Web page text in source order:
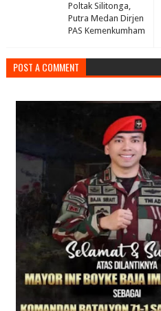
Poltak Silitonga,
Putra Medan Dirjen
PAS Kemenkumham
POST A COMMENT